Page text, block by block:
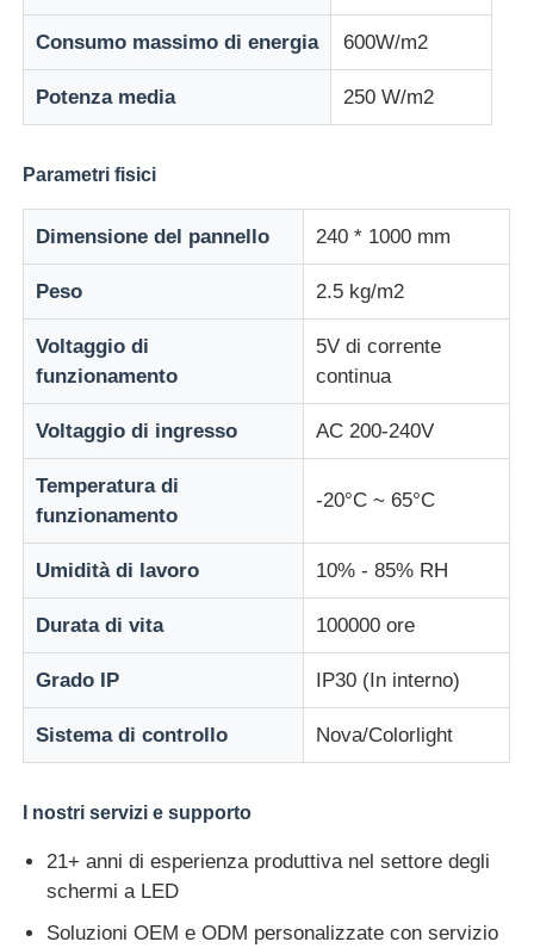
Consumo massimo di energia 600W/m2
Potenza media 250 W/m2
Parametri fisici
Dimensione del pannello 240 * 1000 mm
Peso 2.5 kg/m2
Voltaggio di
funzionamento
5V di corrente
continua
Voltaggio di ingresso AC 200-240V
Temperatura di
funzionamento
-20°C ~ 65°C
Umidità di lavoro 10% - 85% RH
Durata di vita 100000 ore
Grado IP IP30 (In interno)
Sistema di controllo Nova/Colorlight
I nostri servizi e supporto
21+ anni di esperienza produttiva nel settore degli
schermi a LED
Soluzioni OEM e ODM personalizzate con servizio